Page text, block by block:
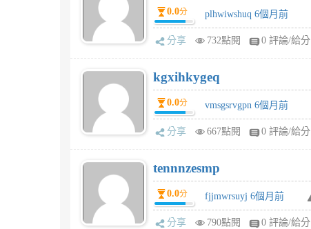
0.0分 plhwiwshuq 6個月前
分享 732點閱 0 評論/給分
kgxihkygeq
0.0分 vmsgsrvgpn 6個月前
分享 667點閱 0 評論/給分
tennnzesmp
0.0分 fjjmwrsuyj 6個月前
分享 790點閱 0 評論/給分